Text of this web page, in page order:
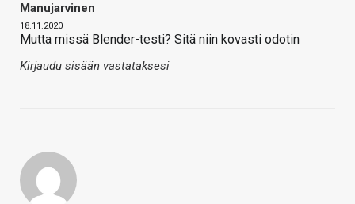
Manujarvinen
18.11.2020
Mutta missä Blender-testi? Sitä niin kovasti odotin
Kirjaudu sisään vastataksesi